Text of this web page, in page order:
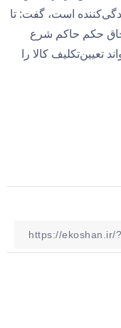
است، گفت: تا
حکم حاکم شرع
تعیین‌تکلیف کالا را